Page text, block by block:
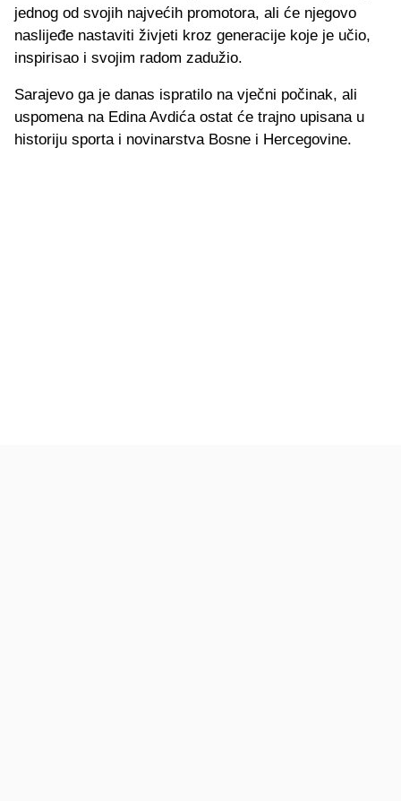
jednog od svojih najvećih promotora, ali će njegovo
naslijeđe nastaviti živjeti kroz generacije koje je učio,
inspirisao i svojim radom zadužio.
Sarajevo ga je danas ispratilo na vječni počinak, ali
uspomena na Edina Avdića ostat će trajno upisana u
historiju sporta i novinarstva Bosne i Hercegovine.